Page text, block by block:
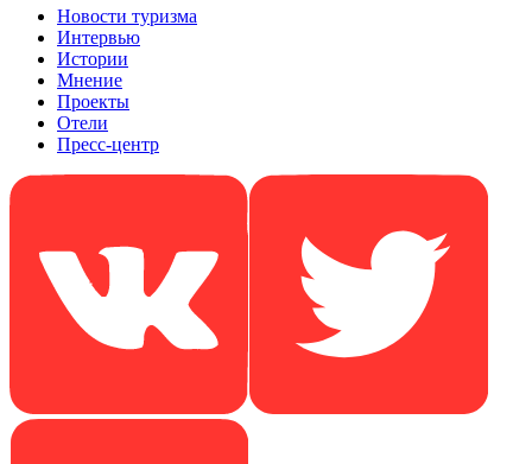
Новости туризма
Интервью
Истории
Мнение
Проекты
Отели
Пресс-центр